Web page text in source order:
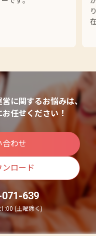
に関するお悩みは、
任せください！
合わせ
ンロード
639
(土曜除く)